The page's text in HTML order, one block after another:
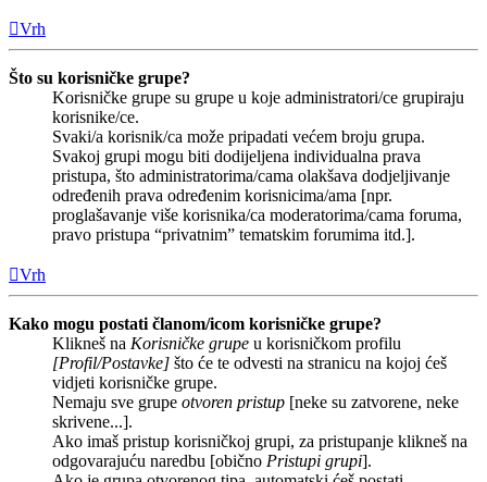
Vrh
Što su korisničke grupe?
Korisničke grupe su grupe u koje administratori/ce grupiraju
korisnike/ce.
Svaki/a korisnik/ca može pripadati većem broju grupa.
Svakoj grupi mogu biti dodijeljena individualna prava
pristupa, što administratorima/cama olakšava dodjeljivanje
određenih prava određenim korisnicima/ama [npr.
proglašavanje više korisnika/ca moderatorima/cama foruma,
pravo pristupa “privatnim” tematskim forumima itd.].
Vrh
Kako mogu postati članom/icom korisničke grupe?
Klikneš na Korisničke grupe u korisničkom profilu
[Profil/Postavke] što će te odvesti na stranicu na kojoj ćeš
vidjeti korisničke grupe.
Nemaju sve grupe otvoren pristup [neke su zatvorene, neke
skrivene...].
Ako imaš pristup korisničkoj grupi, za pristupanje klikneš na
odgovarajuću naredbu [obično Pristupi grupi].